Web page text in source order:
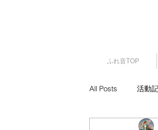
ふれ音TOP
All Posts 活動